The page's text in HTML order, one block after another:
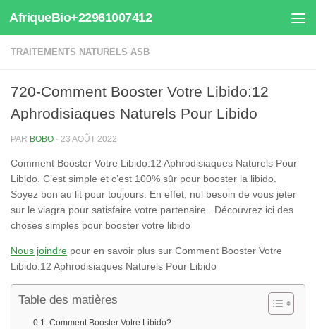
Au dessous du contenu
AfriqueBio+22961007412
TRAITEMENTS NATURELS ASB
720-Comment Booster Votre Libido:12
Aphrodisiaques Naturels Pour Libido
PAR BOBO · 23 AOÛT 2022
Comment Booster Votre Libido:12 Aphrodisiaques Naturels Pour
Libido. C’est simple et c’est 100% sûr pour booster la libido.
Soyez bon au lit pour toujours. En effet, nul besoin de vous jeter
sur le viagra pour satisfaire votre partenaire . Découvrez ici des
choses simples pour booster votre libido
Nous joindre pour en savoir plus sur Comment Booster Votre
Libido:12 Aphrodisiaques Naturels Pour Libido
Table des matières
Comment Booster Votre Libido?